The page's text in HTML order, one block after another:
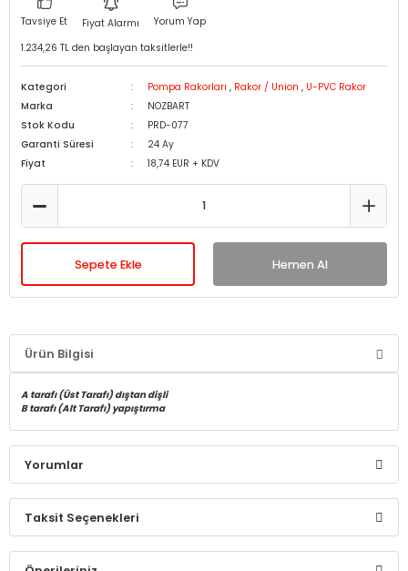
Tavsiye Et Fiyat Alarmı
Yorum Yap
1.234,26 TL den başlayan taksitlerle!!
Kategori Pompa Rakorları , Rakor / Union , U-PVC Rakor
Marka
NOZBART
Stok Kodu
PRD-077
Garanti Süresi
24 Ay
Fiyat
18,74 EUR + KDV
Sepete Ekle Hemen Al
Ürün Bilgisi
A tarafı (Üst Tarafı) dıştan dişli
B tarafı (Alt Tarafı) yapıştırma
Yorumlar
Bu ürüne ilk yorumu siz yapın!
Taksit Seçenekleri